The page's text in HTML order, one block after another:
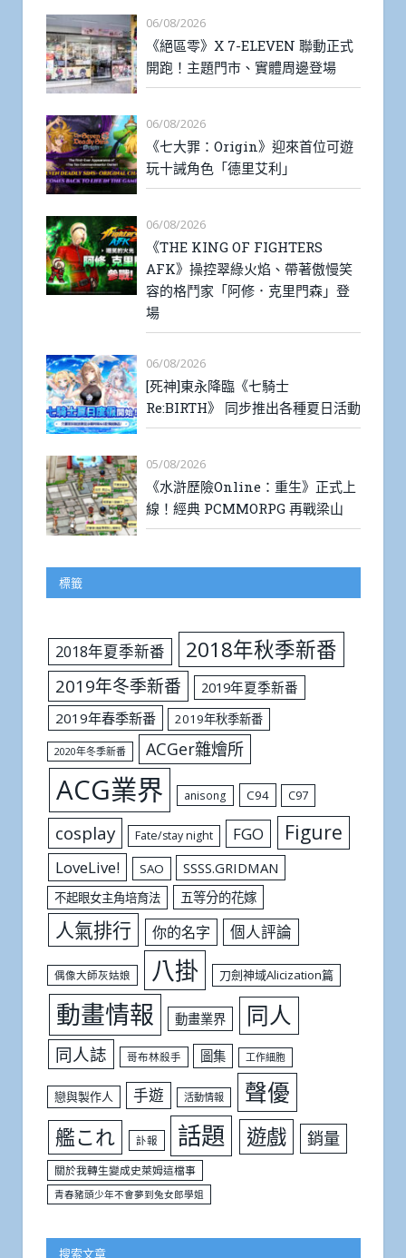
06/08/2026
《絕區零》X 7-ELEVEN 聯動正式
開跑！主題門市、實體周邊登場
06/08/2026
《七大罪：Origin》迎來首位可遊
玩十誡角色「德里艾利」
06/08/2026
《THE KING OF FIGHTERS
AFK》操控翠綠火焰、帶著傲慢笑
容的格鬥家「阿修．克里門森」登
場
06/08/2026
[死神]東永降臨《七騎士
Re:BIRTH》 同步推出各種夏日活動
05/08/2026
《水滸歷險Online：重生》正式上
線！經典 PCMMORPG 再戰梁山
標籤
2018年夏季新番 2018年秋季新番
2019年冬季新番
2019年夏季新番
2019年春季新番
2019年秋季新番
2020年冬季新番 ACGer雜燴所
ACG業界 anisong C94 C97
cosplay Fate/stay night FGO Figure
LoveLive! SAO SSSS.GRIDMAN
不起眼女主角培育法 五等分的花嫁
人氣排行 你的名字 個人評論
偶像大師灰姑娘 八掛 刀劍神域Alicization篇
動畫情報 動畫業界 同人
同人誌 哥布林殺手 圖集 工作細胞
戀與製作人 手遊 活動情報 聲優
艦これ 訃報 話題 遊戲 銷量
關於我轉生變成史萊姆這檔事
青春豬頭少年不會夢到兔女郎學姐
搜索文章